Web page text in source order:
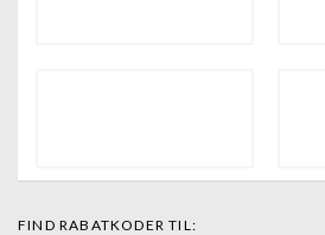
FIND RABATKODER TIL: